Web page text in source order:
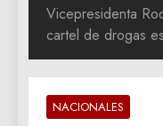
Vicepresidenta
cartel de drogas
NACIONALES